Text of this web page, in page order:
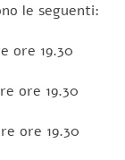
le seguenti:
ore 19.30
ore 19.30
ore 19.30